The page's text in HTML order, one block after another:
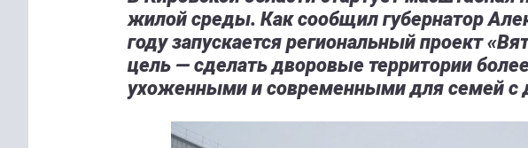
жилой среды. Как сообщил губернатор
году запускается региональный проект
цель — сделать дворовые территории
ухоженными и современными для семей с